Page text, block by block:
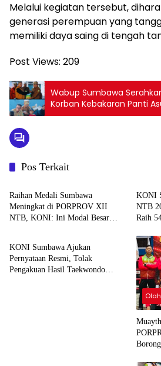
Melalui kegiatan tersebut,
generasi perempuan yang
memiliki daya saing di tengah
Post Views: 209
Wabup Sumbawa
Korban Kebakaran Panti
Pos Terkait
Olahraga
Raihan Medali Sumbawa
Meningkat di PORPROV XII
NTB, KONI: Ini Modal Besar
KONI
NTB
Raih
Olahraga
KONI Sumbawa Ajukan
Pernyataan Resmi, Tolak
Pengakuan Hasil Taekwondo